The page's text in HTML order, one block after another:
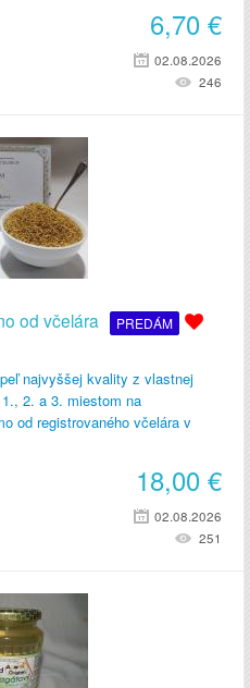
6,70 €
02.08.2026
246
od včelára PREDÁM
najvyššej kvality z vlastnej
2. a 3. miestom na
od registrovaného včelára v
18,00 €
02.08.2026
251